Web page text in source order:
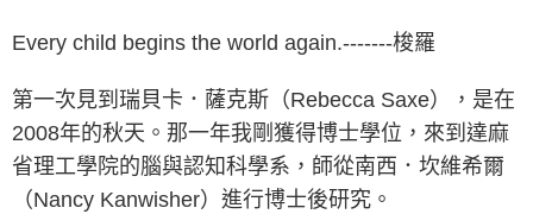
Every child begins the world again.-------梭羅
第一次見到瑞貝卡．薩克斯（Rebecca Saxe），是在
2008年的秋天。那一年我剛獲得博士學位，來到達麻
省理工學院的腦與認知科學系，師從南西．坎維希爾
（Nancy Kanwisher）進行博士後研究。